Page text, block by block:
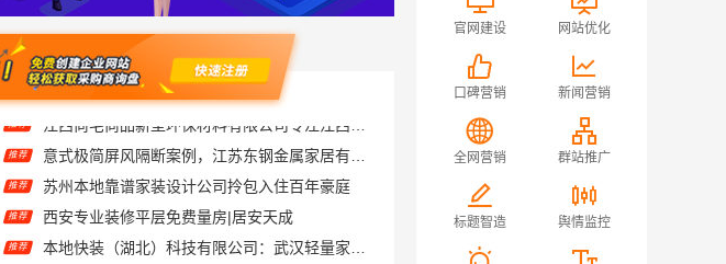
推荐 意式极简屏风隔断案例，江苏东钢金属家居有限公司
推荐 苏州本地靠谱家装设计公司拎包入住百年豪庭
推荐 西安专业装修平层免费量房|居安天成
推荐
推荐 居安天成（西安）建筑工程有限责任公司西安专业装修平层免费量房
官网建设 网站优化
口碑营销 新闻营销
全网营销 群站推广
标题智造 舆情监控